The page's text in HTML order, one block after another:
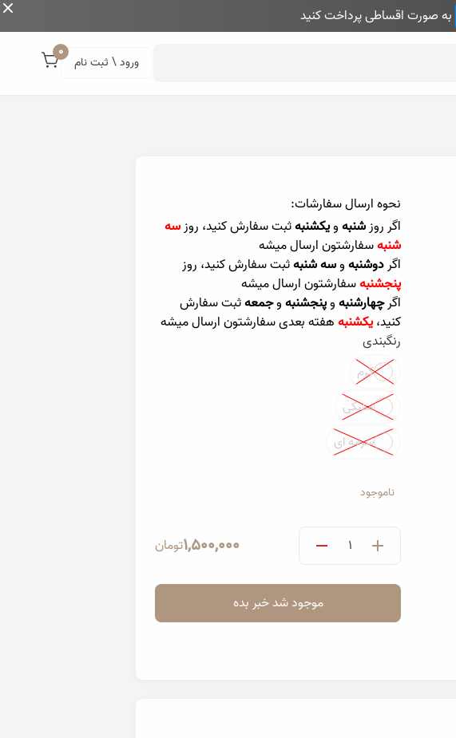
به صورت اقساطی پرداخت کنید
ورود \ ثبت نام
0
نحوه ارسال سفارشات:
اگر روزشنبهویکشنبهثبت سفارش کنید، روزسه
شنبهسفارشتون ارسال میشه
اگردوشنبهوسه شنبهثبت سفارش کنید، روز
پنجشنبهسفارشتون ارسال میشه
اگرچهارشنبهوپنجشنبهوجمعهثبت سفارش
کنید،یکشنبههفته بعدی سفارشتون ارسال میشه
رنگبندی
Colorکرم
مشکی
سرمه ای
ناموجود
1,500,000تومان
موجود شد خبر بده